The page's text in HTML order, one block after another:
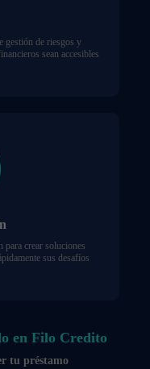
gestión de riesgos y
sean accesibles
para crear soluciones
sus desafíos
en Filo Credito
tu préstamo